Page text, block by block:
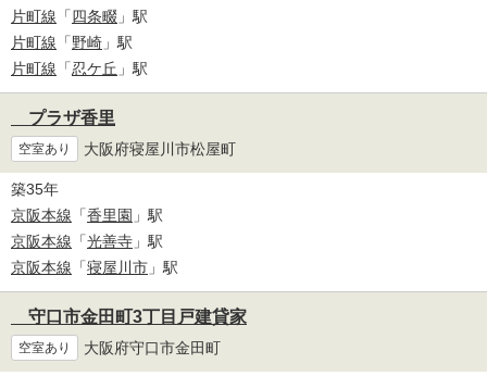
片町線 「四条畷 」駅
片町線 「野崎 」駅
片町線 「忍ケ丘 」駅
プラザ香里
空室あり 大阪府寝屋川市松屋町
築35年
京阪本線 「香里園 」駅
京阪本線 「光善寺 」駅
京阪本線 「寝屋川市 」駅
守口市金田町3丁目戸建貸家
空室あり 大阪府守口市金田町